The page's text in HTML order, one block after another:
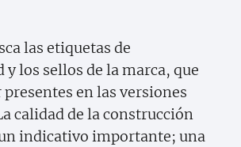
las etiquetas de
y los sellos de la marca, que
presentes en las versiones
calidad de la construcción
indicativo importante; una